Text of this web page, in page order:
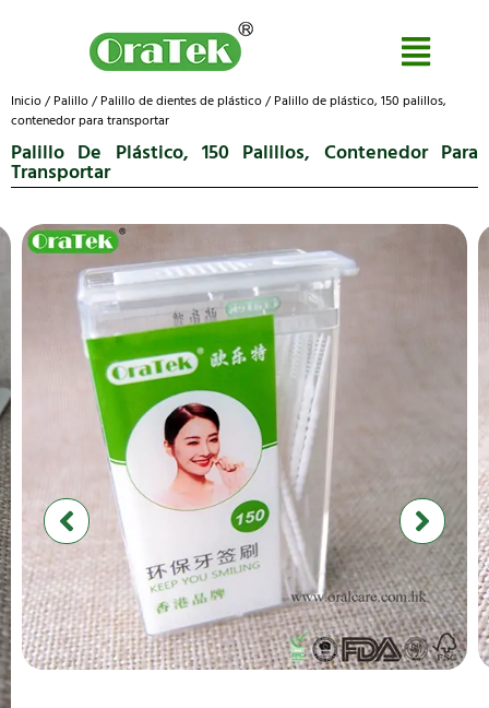
Inicio/ Palillo/ Palillo de dientes de plástico/ Palillo de plástico, 150 palillos,
contenedor para transportar
Palillo De Plástico, 150 Palillos, Contenedor Para
Transportar